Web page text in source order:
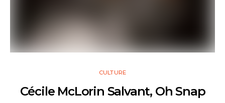
CULTURE
Cécile McLorin Salvant, Oh Snap